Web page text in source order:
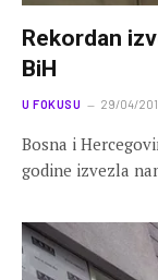
Rekordan
BiH
U FOKUSU 29/04/
Bosna i
godine izvezla